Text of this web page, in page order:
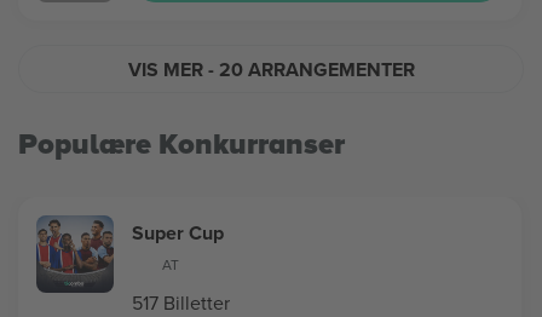
VIS MER- 20 ARRANGEMENTER
Populære Konkurranser
Super Cup
AT
517 Billetter